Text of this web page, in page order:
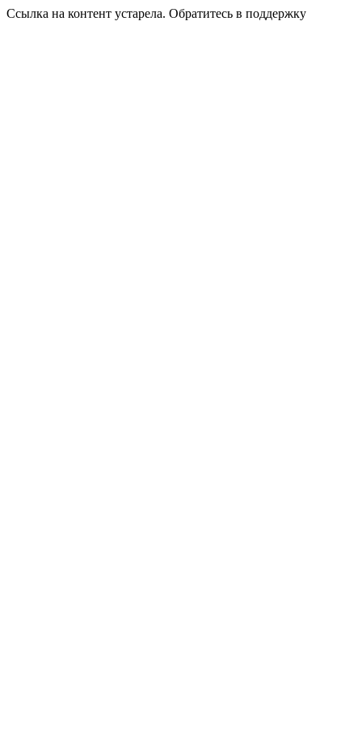
Ссылка на контент устарела. Обратитесь в поддержку